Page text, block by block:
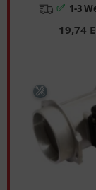
✅ 1-3
19,74